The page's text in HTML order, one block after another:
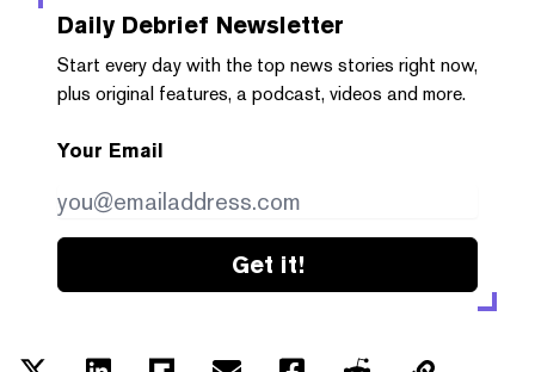
Daily Debrief Newsletter
Start every day with the top news stories right now,
plus original features, a podcast, videos and more.
Your Email
Get it!